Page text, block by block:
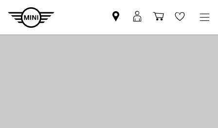
MINI
Partner
Mein
MINI
Shopping
cart
Wishlist